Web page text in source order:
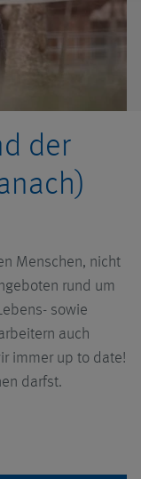
der
Menschen, nicht
rund um
sowie
auch
immer up to date!
darfst.